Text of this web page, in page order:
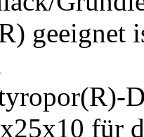
geeignet
für